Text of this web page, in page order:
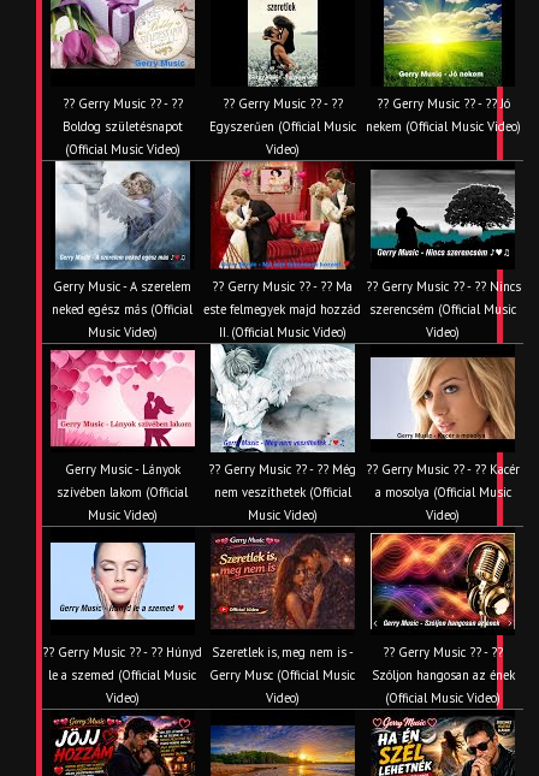
?? Gerry Music ?? - ??
Boldog születésnapot
(Official Music Video)
?? Gerry Music ?? - ??
Egyszerűen (Official Music
Video)
?? Gerry Music ?? - ?? Jó
nekem (Official Music Video)
Gerry Music - A szerelem
neked egész más (Official
Music Video)
?? Gerry Music ?? - ?? Ma
este felmegyek majd hozzád
II. (Official Music Video)
?? Gerry Music ?? - ?? Nincs
szerencsém (Official Music
Video)
Gerry Music - Lányok
szívében lakom (Official
Music Video)
?? Gerry Music ?? - ?? Még
nem veszíthetek (Official
Music Video)
?? Gerry Music ?? - ?? Kacér
a mosolya (Official Music
Video)
?? Gerry Music ?? - ?? Húnyd
le a szemed (Official Music
Video)
Szeretlek is, meg nem is -
Gerry Musc (Official Music
Video)
?? Gerry Music ?? - ??
Szóljon hangosan az ének
(Official Music Video)